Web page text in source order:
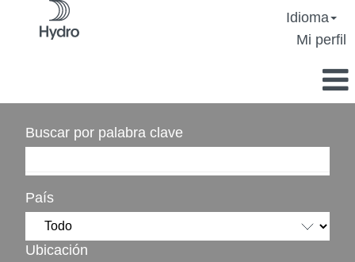
Idioma
Mi perfil
Buscar por palabra clave
País
Ubicación